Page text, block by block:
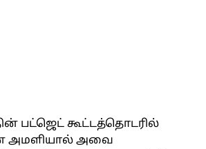
பட்ஜெட் கூட்டத்தொடரில்
அமளியால் அவை